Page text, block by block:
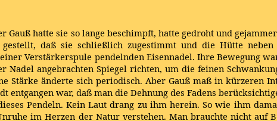
hatte sie so lange beschimpft, hatte gedroht und
daß sie schließlich zugestimmt und die Hütte
Verstärkerspule pendelnden Eisennadel. Ihre Bewegung
angebrachten Spiegel richten, um die feinen
Stärke änderte sich periodisch. Aber Gauß maß in kürzeren
war, daß man die Dehnung des Fadens
Pendeln. Kein Laut drang zu ihm herein. So wie ihm
im Herzen der Natur verstehen. Man brauchte nicht auf